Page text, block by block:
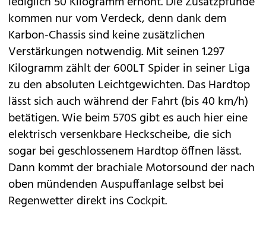
kommen nur vom Verdeck, denn dank dem
Karbon-Chassis sind keine zusätzlichen
Verstärkungen notwendig. Mit seinen 1.297
Kilogramm zählt der 600LT Spider in seiner Liga
zu den absoluten Leichtgewichten. Das Hardtop
lässt sich auch während der Fahrt (bis 40 km/h)
betätigen. Wie beim 570S gibt es auch hier eine
elektrisch versenkbare Heckscheibe, die sich
sogar bei geschlossenem Hardtop öffnen lässt.
Dann kommt der brachiale Motorsound der nach
oben mündenden Auspuffanlage selbst bei
Regenwetter direkt ins Cockpit.